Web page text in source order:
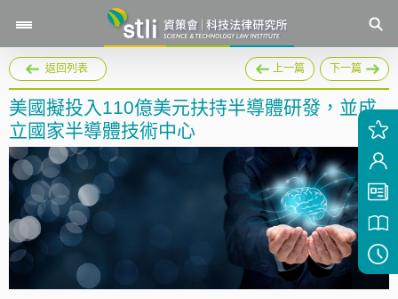
返回列表 上一篇 下一篇
美國擬投入110億美元扶持半導體研發，並成
立國家半導體技術中心